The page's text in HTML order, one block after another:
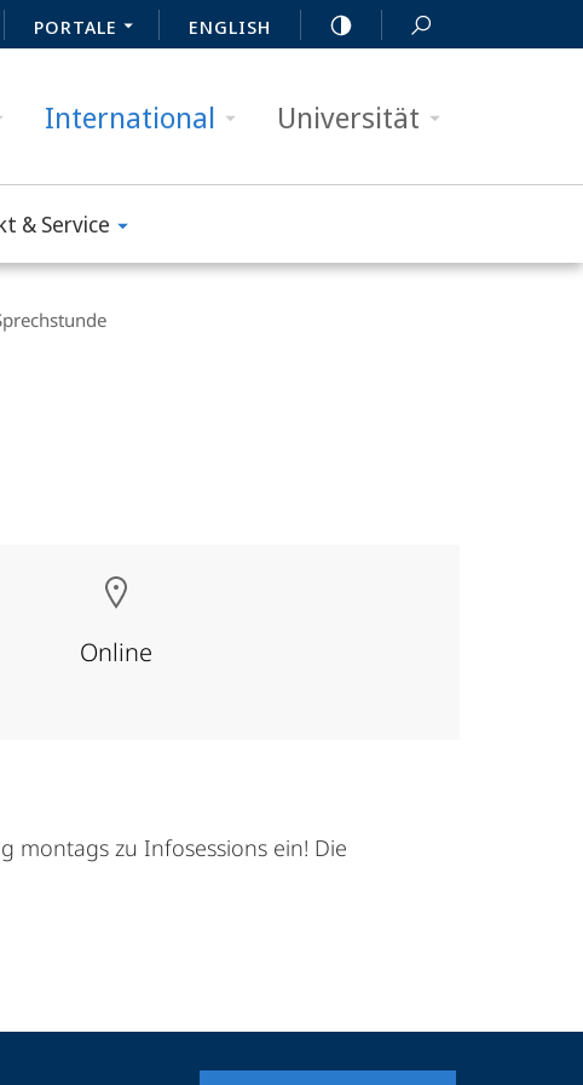
PORTALE ENGLISH
International Universität
& Service
Online
montags zu Infosessions ein! Die